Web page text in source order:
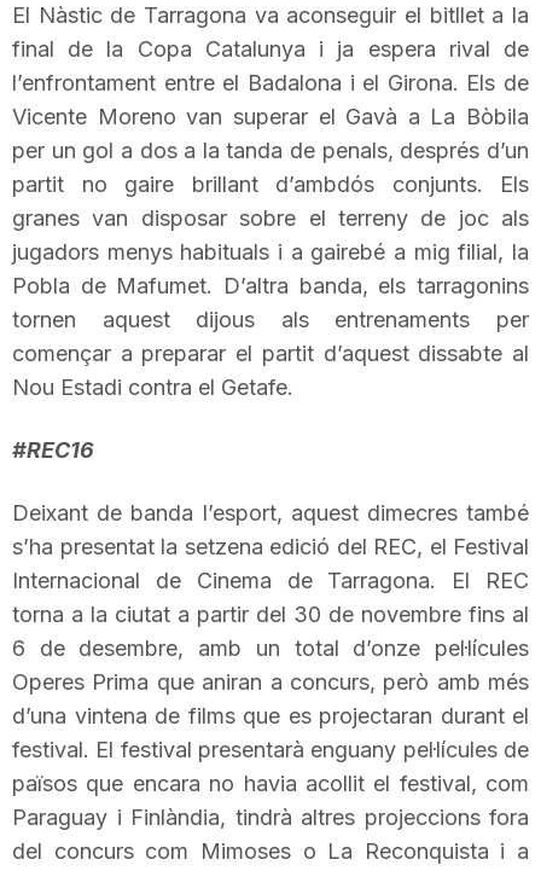
T
a
r
a
g
n
a
El Nàstic de Tarragona va aconseguir el bitllet a la
final de la Copa Catalunya i ja espera rival de
l’enfrontament entre el Badalona i el Girona. Els de
Vicente Moreno van superar el Gavà a La Bòbila
per un gol a dos a la tanda de penals, després d’un
partit no gaire brillant d’ambdós conjunts. Els
granes van disposar sobre el terreny de joc als
jugadors menys habituals i a gairebé a mig filial, la
Pobla de Mafumet. D’altra banda, els tarragonins
tornen aquest dijous als entrenaments per
començar a preparar el partit d’aquest dissabte al
Nou Estadi contra el Getafe.
#REC16
Deixant de banda l’esport, aquest dimecres també
s’ha presentat la setzena edició del REC, el Festival
Internacional de Cinema de Tarragona. El REC
torna a la ciutat a partir del 30 de novembre fins al
6 de desembre, amb un total d’onze pel·lícules
Operes Prima que aniran a concurs, però amb més
d’una vintena de films que es projectaran durant el
festival. El festival presentarà enguany pel·lícules de
països que encara no havia acollit el festival, com
Paraguay i Finlàndia, tindrà altres projeccions fora
del concurs com Mimoses o La Reconquista i a